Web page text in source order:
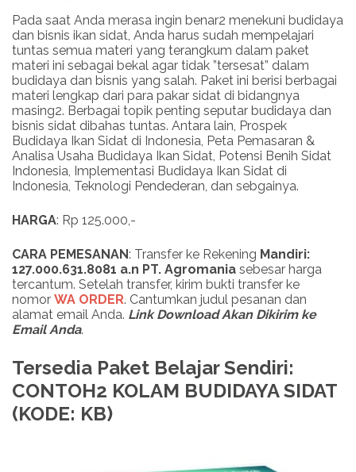
Pada saat Anda merasa ingin benar2 menekuni budidaya
dan bisnis ikan sidat, Anda harus sudah mempelajari
tuntas semua materi yang terangkum dalam paket
materi ini sebagai bekal agar tidak ”tersesat” dalam
budidaya dan bisnis yang salah. Paket ini berisi berbagai
materi lengkap dari para pakar sidat di bidangnya
masing2. Berbagai topik penting seputar budidaya dan
bisnis sidat dibahas tuntas. Antara lain, Prospek
Budidaya Ikan Sidat di Indonesia, Peta Pemasaran &
Analisa Usaha Budidaya Ikan Sidat, Potensi Benih Sidat
Indonesia, Implementasi Budidaya Ikan Sidat di
Indonesia, Teknologi Pendederan, dan sebgainya.
HARGA: Rp 125.000,-
CARA PEMESANAN: Transfer ke Rekening Mandiri:
127.000.631.8081 a.n PT. Agromania sebesar harga
tercantum. Setelah transfer, kirim bukti transfer ke
nomor WA ORDER. Cantumkan judul pesanan dan
alamat email Anda. LinkDownloadAkan Dikirim ke
Email Anda.
Tersedia Paket Belajar Sendiri:
CONTOH2 KOLAM BUDIDAYA SIDAT
(KODE: KB)